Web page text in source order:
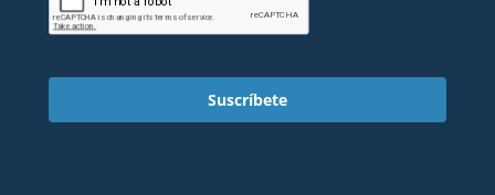
Suscríbete